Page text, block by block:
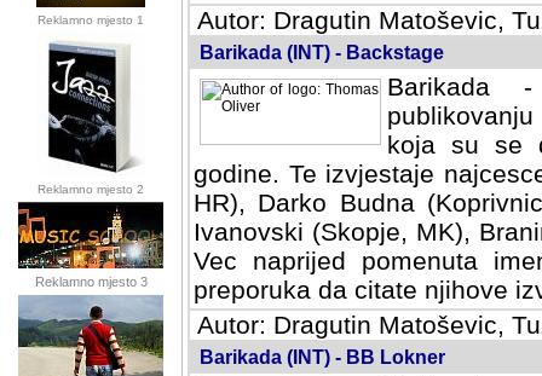
Reklamno mjesto 1
Reklamno mjesto 2
Reklamno mjesto 3
Autor: Dragutin Matoševic,
Barikada (INT) - Backstage
Barikada
koja su se
godine. Te izvjestaje
HR), Darko Budna
Ivanovski (Skopje, MK),
Vec naprijed pomenuta
preporuka da citate njihove
Autor: Dragutin Matoševic,
Barikada (INT) - BB Lokner